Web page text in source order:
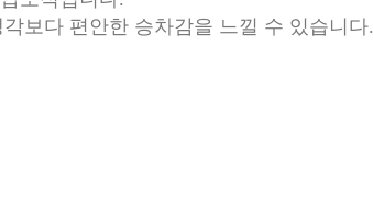
보다 편안한 승차감을 느낄 수 있습니다.